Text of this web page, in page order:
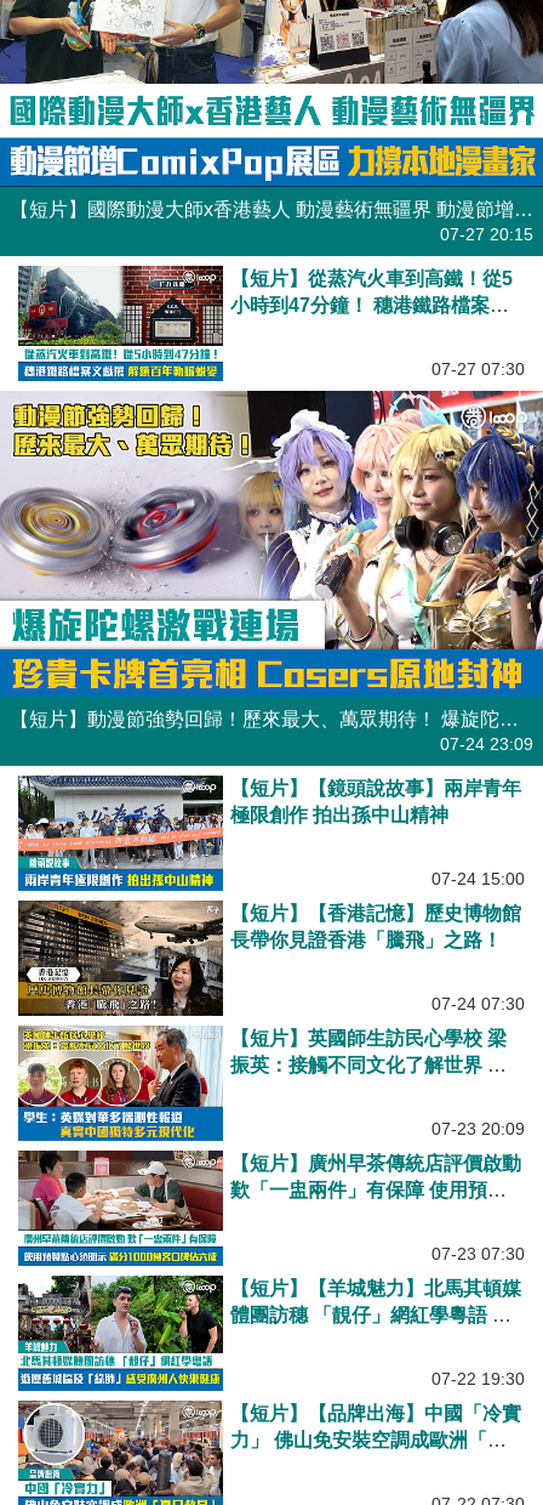
【短片】國際動漫大師x香港藝人 動漫藝術無疆界 動漫節增ComixPop展區力撐本地漫畫家
07-27 20:15
【短片】從蒸汽火車到高鐵！從5
小時到47分鐘！ 穗港鐵路檔案文
07-27 07:30
【短片】動漫節強勢回歸！歷來最大、萬眾期待！ 爆旋陀螺區激戰連場 珍貴卡牌首亮相 Cosers原地封神
07-24 23:09
【短片】【鏡頭說故事】兩岸青年
極限創作 拍出孫中山精神
07-24 15:00
【短片】【香港記憶】歷史博物館
長帶你見證香港「騰飛」之路！
07-24 07:30
【短片】英國師生訪民心學校 梁
振英：接觸不同文化了解世界 學
07-23 20:09
【短片】廣州早茶傳統店評價啟動
歎「一盅兩件」有保障 使用預製
07-23 07:30
【短片】【羊城魅力】北馬其頓媒
體團訪穗 「靚仔」網紅學粵語 遊
07-22 19:30
【短片】【品牌出海】中國「冷實
力」 佛山免安裝空調成歐洲「夏